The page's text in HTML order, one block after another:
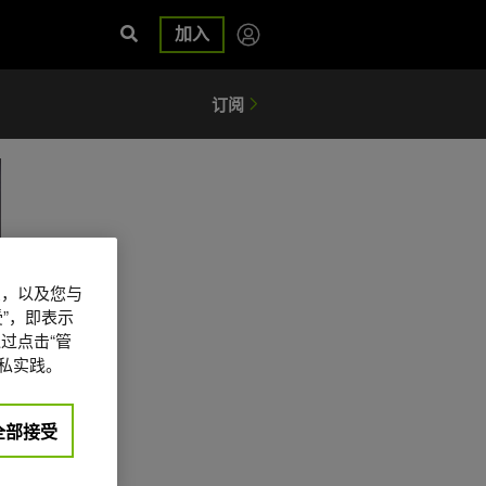
加入
以及您与
，即表示
点击“管
实践。
部接受